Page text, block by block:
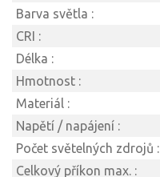
Barva světla :
CRI :
Délka :
Hmotnost :
Materiál :
Napětí / napájení :
Počet světelných zdrojů :
Celkový příkon max. :